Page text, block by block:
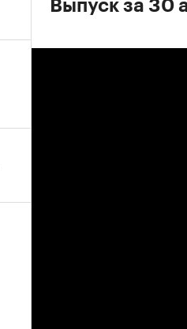
Выпуск за 30